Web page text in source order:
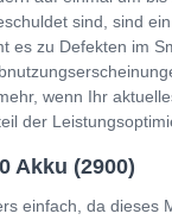
sind, sind
es zu Defekten im
wenn Ihr
der
Akku (2900)
einfach, da